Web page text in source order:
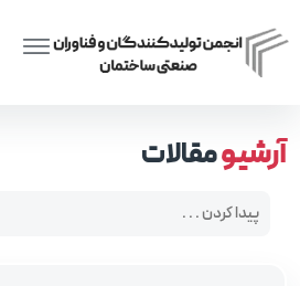
آرشیومقالات